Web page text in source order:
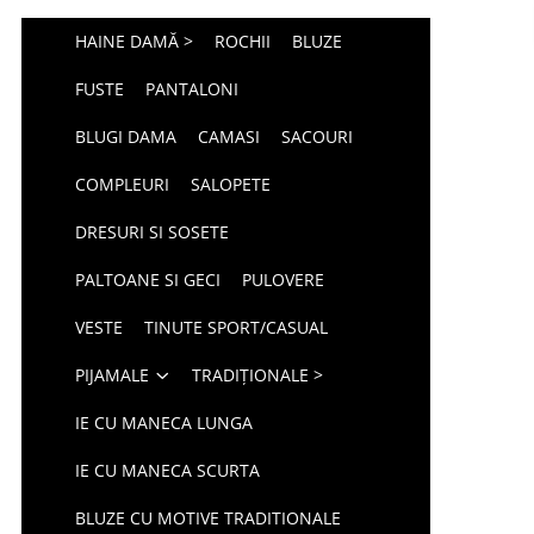
HAINE DAMĂ > ROCHII BLUZE
FUSTE PANTALONI
BLUGI DAMA CAMASI SACOURI
COMPLEURI SALOPETE
DRESURI SI SOSETE
PALTOANE SI GECI PULOVERE
VESTE TINUTE SPORT/CASUAL
PIJAMALE TRADIȚIONALE >
IE CU MANECA LUNGA
IE CU MANECA SCURTA
BLUZE CU MOTIVE TRADITIONALE